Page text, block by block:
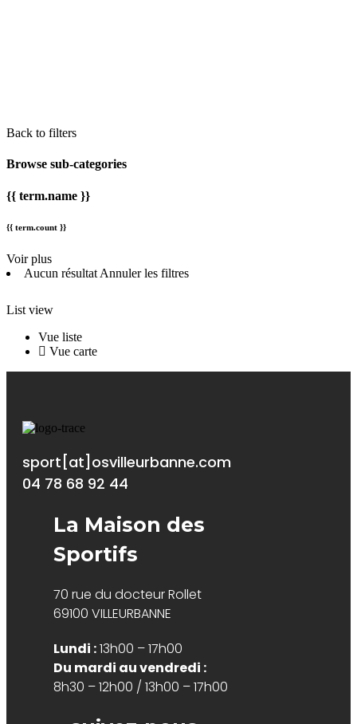
Back to filters
Browse sub-categories
{{ term.name }}
{{ term.count }}
Voir plus
Aucun résultatAnnuler les filtres
List view
Vue liste
Vue carte
sport[at]osvilleurbanne.com
04 78 68 92 44
La Maison des
Sportifs
70 rue du docteur Rollet
69100 VILLEURBANNE
Lundi :13h00 – 17h00
Du mardi au vendredi :
8h30 – 12h00 / 13h00 – 17h00